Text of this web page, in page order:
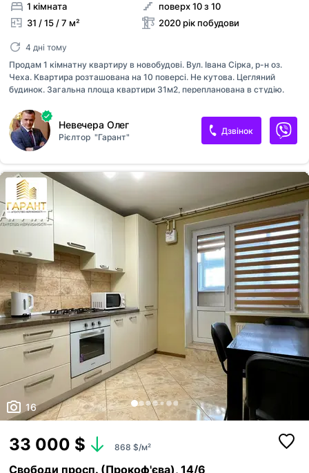
1 кімната
31 / 15 / 7 м²
поверх 10 з 10
2020 рік побудови
4 дні тому
Продам 1 кімнатну квартиру в новобудові. Вул. Івана Сірка, р-н оз.
Чеха. Квартира розташована на 10 поверсі. Не кутова. Цегляний
будинок. Загальна площа квартири 31м2, перепланована в студію.
Хороший ремонт. Лічильники світло/газ/вода. Проведений
оптоволоконний інтернет. Всі меблі та техніка залишаються. Вартість
35000$. Квартира продається через агентство нерухомості.
Телефонуйте.
Невечера Олег
Рієлтор "Гарант"
Дзвінок
16
33 000 $ 868 $/м²
Свободи просп. (Прокоф'єва), 14/6